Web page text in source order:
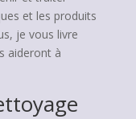
et les produits
je vous livre
aideront à